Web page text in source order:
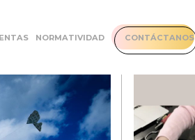
NORMATIVIDAD CONTÁCTANOS